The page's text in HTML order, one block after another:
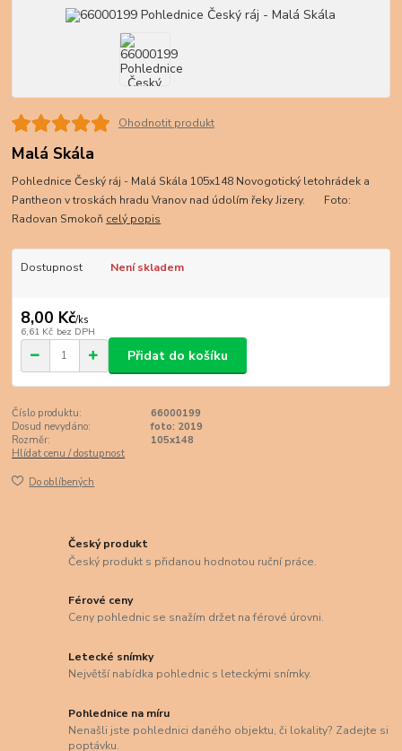
Ohodnotit produkt
Malá Skála
Pohlednice Český ráj - Malá Skála 105x148 Novogotický letohrádek a
Pantheon v troskách hradu Vranov nad údolím řeky Jizery. Foto:
Radovan Smokoň celý popis
Dostupnost Není skladem
8,00 Kč/ks
6,61 Kč bez DPH
Přidat do košíku
Číslo produktu:
66000199
Dosud nevydáno:
foto: 2019
Rozměr:
105x148
Hlídat cenu / dostupnost
Do oblíbených
Český produkt
Český produkt s přidanou hodnotou ruční práce.
Férové ceny
Ceny pohlednic se snažím držet na férové úrovni.
Letecké snímky
Největší nabídka pohlednic s leteckými snímky.
Pohlednice na míru
Nenašli jste pohlednici daného objektu, či lokality? Zadejte si
poptávku.